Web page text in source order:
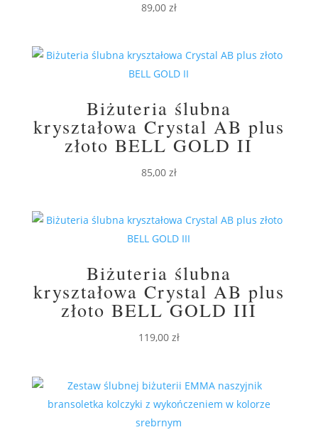
89,00 zł
Biżuteria ślubna
kryształowa Crystal AB plus
złoto BELL GOLD II
85,00 zł
Biżuteria ślubna
kryształowa Crystal AB plus
złoto BELL GOLD III
119,00 zł